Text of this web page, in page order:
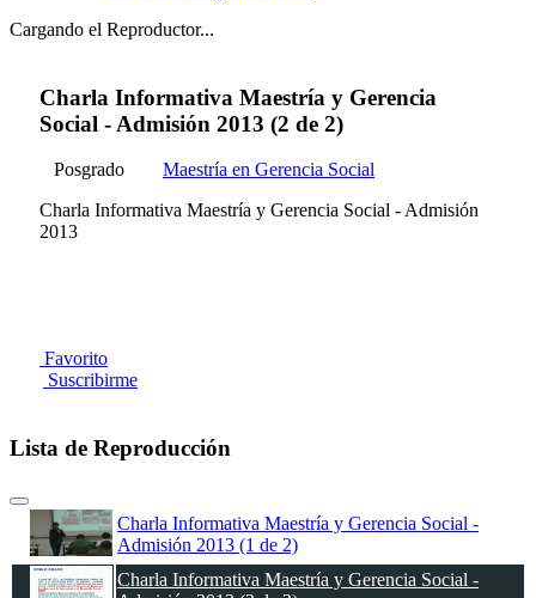
Cargando el Reproductor...
Charla Informativa Maestría y Gerencia
Social - Admisión 2013 (2 de 2)
Posgrado
Maestría en Gerencia Social
Charla Informativa Maestría y Gerencia Social - Admisión
2013
Favorito
Suscribirme
Lista de Reproducción
Charla Informativa Maestría y Gerencia Social -
Admisión 2013 (1 de 2)
Charla Informativa Maestría y Gerencia Social -